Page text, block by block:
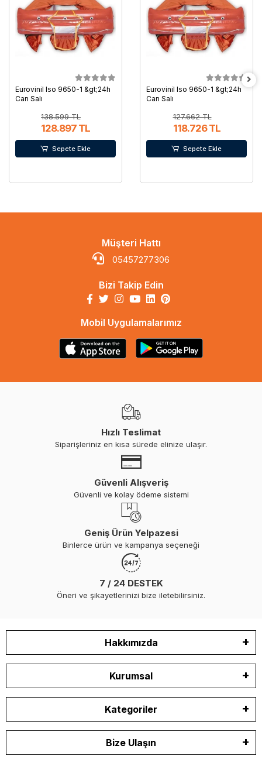
Eurovinil Iso 9650-1 &gt;24h
Can Salı
138.599 TL
128.897 TL
Sepete Ekle
Eurovinil Iso 9650-1 &gt;24h
Can Salı
127.662 TL
118.726 TL
Sepete Ekle
Müşteri Hattı
05457277306
Bizi Takip Edin
Mobil Uygulamalarımız
Hızlı Teslimat
Siparişleriniz en kısa sürede elinize ulaşır.
Güvenli Alışveriş
Güvenli ve kolay ödeme sistemi
Geniş Ürün Yelpazesi
Binlerce ürün ve kampanya seçeneği
7 / 24 DESTEK
Öneri ve şikayetlerinizi bize iletebilirsiniz.
Hakkımızda
Kurumsal
Kategoriler
Bize Ulaşın